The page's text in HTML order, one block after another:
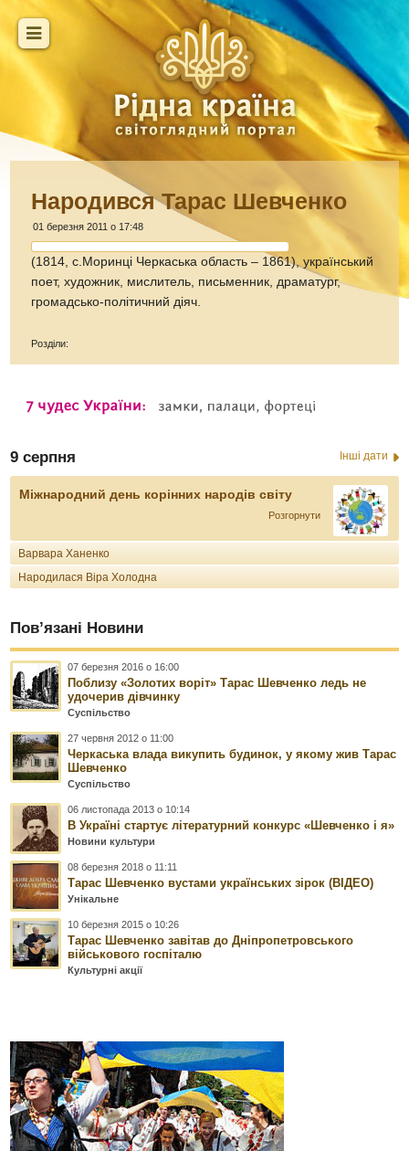
Народився Тарас Шевченко
01 березня 2011 о 17:48
(1814, с.Моринці Черкаська область – 1861), український
поет, художник, мислитель, письменник, драматург,
громадсько-політичний діяч.
Розділи:
9 серпня Інші дати
Міжнародний день корінних народів світу
Розгорнути
Варвара Ханенко
Народилася Віра Холодна
Пов’язані Новини
07 березня 2016 о 16:00
Поблизу «Золотих воріт» Тарас Шевченко ледь не
удочерив дівчинку
Суспільство
27 червня 2012 о 11:00
Черкаська влада викупить будинок, у якому жив Тарас
Шевченко
Суспільство
06 листопада 2013 о 10:14
В Україні стартує літературний конкурс «Шевченко і я»
Новини культури
08 березня 2018 о 11:11
Тарас Шевченко вустами українських зірок (ВІДЕО)
Унікальне
10 березня 2015 о 10:26
Тарас Шевченко завітав до Дніпропетровського
військового госпіталю
Культурні акції